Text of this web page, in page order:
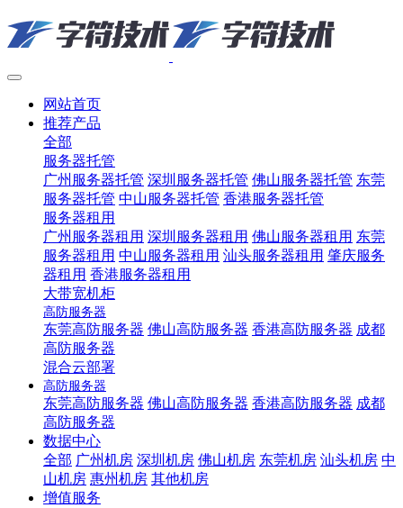
网站首页
推荐产品
全部
服务器托管
广州服务器托管 深圳服务器托管 佛山服务器托管 东莞
服务器托管 中山服务器托管 香港服务器托管
服务器租用
广州服务器租用 深圳服务器租用 佛山服务器租用 东莞
服务器租用 中山服务器租用 汕头服务器租用 肇庆服务
器租用 香港服务器租用
大带宽机柜
高防服务器
东莞高防服务器 佛山高防服务器 香港高防服务器 成都
高防服务器
混合云部署
高防服务器
东莞高防服务器 佛山高防服务器 香港高防服务器 成都
高防服务器
数据中心
全部 广州机房 深圳机房 佛山机房 东莞机房 汕头机房 中
山机房 惠州机房 其他机房
增值服务